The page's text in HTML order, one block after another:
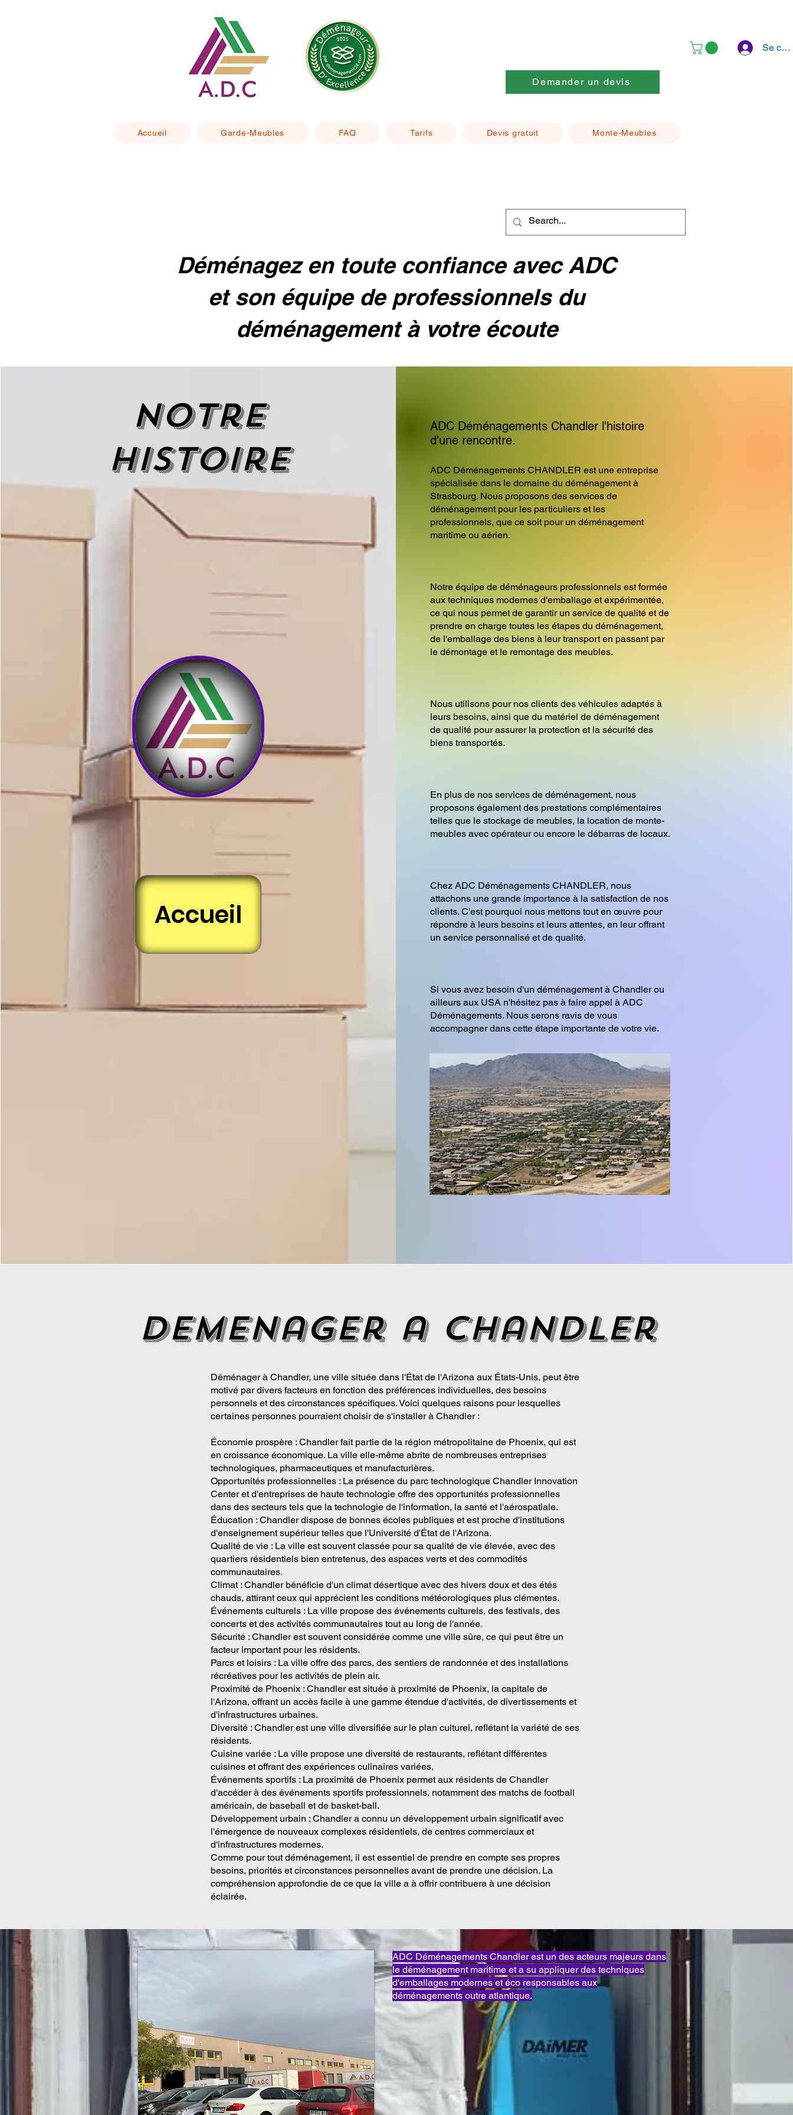
Se
Demander un devis
Accueil Garde-Meubles FAQ Tarifs Devis gratuit Monte-Meubles
Déménagez en toute confiance avec ADC
et son équipe de professionnels du
déménagement à votre écoute
Notre
histoire
Accueil
ADC Déménagements Chandler l'histoire
d'une rencontre.
ADC Déménagements CHANDLER est une entreprise
spécialisée dans le domaine du déménagement à
Strasbourg. Nous proposons des services de
déménagement pour les particuliers et les
professionnels, que ce soit pour un déménagement
maritime ou aérien.
Notre équipe de déménageurs professionnels est formée
aux techniques modernes d'emballage et expérimentée,
ce qui nous permet de garantir un service de qualité et de
prendre en charge toutes les étapes du déménagement,
de l'emballage des biens à leur transport en passant par
le démontage et le remontage des meubles.
Nous utilisons pour nos clients des véhicules adaptés à
leurs besoins, ainsi que du matériel de déménagement
de qualité pour assurer la protection et la sécurité des
biens transportés.
En plus de nos services de déménagement, nous
proposons également des prestations complémentaires
telles que le stockage de meubles, la location de monte-
meubles avec opérateur ou encore le débarras de locaux.
Chez ADC Déménagements CHANDLER, nous
attachons une grande importance à la satisfaction de nos
clients. C'est pourquoi nous mettons tout en œuvre pour
répondre à leurs besoins et leurs attentes, en leur offrant
un service personnalisé et de qualité.
Si vous avez besoin d'un déménagement à Chandler ou
ailleurs aux USA n'hésitez pas à faire appel à ADC
Déménagements. Nous serons ravis de vous
accompagner dans cette étape importante de votre vie.
demenager a Chandler
Déménager à Chandler, une ville située dans l'État de l'Arizona aux États-Unis, peut être
motivé par divers facteurs en fonction des préférences individuelles, des besoins
personnels et des circonstances spécifiques. Voici quelques raisons pour lesquelles
certaines personnes pourraient choisir de s'installer à Chandler :
Économie prospère : Chandler fait partie de la région métropolitaine de Phoenix, qui est
en croissance économique. La ville elle-même abrite de nombreuses entreprises
technologiques, pharmaceutiques et manufacturières.
Opportunités professionnelles : La présence du parc technologique Chandler Innovation
Center et d'entreprises de haute technologie offre des opportunités professionnelles
dans des secteurs tels que la technologie de l'information, la santé et l'aérospatiale.
Éducation : Chandler dispose de bonnes écoles publiques et est proche d'institutions
d'enseignement supérieur telles que l'Université d'État de l'Arizona.
Qualité de vie : La ville est souvent classée pour sa qualité de vie élevée, avec des
quartiers résidentiels bien entretenus, des espaces verts et des commodités
communautaires.
Climat : Chandler bénéficie d'un climat désertique avec des hivers doux et des étés
chauds, attirant ceux qui apprécient les conditions météorologiques plus clémentes.
Événements culturels : La ville propose des événements culturels, des festivals, des
concerts et des activités communautaires tout au long de l'année.
Sécurité : Chandler est souvent considérée comme une ville sûre, ce qui peut être un
facteur important pour les résidents.
Parcs et loisirs : La ville offre des parcs, des sentiers de randonnée et des installations
récréatives pour les activités de plein air.
Proximité de Phoenix : Chandler est située à proximité de Phoenix, la capitale de
l'Arizona, offrant un accès facile à une gamme étendue d'activités, de divertissements et
d'infrastructures urbaines.
Diversité : Chandler est une ville diversifiée sur le plan culturel, reflétant la variété de ses
résidents.
Cuisine variée : La ville propose une diversité de restaurants, reflétant différentes
cuisines et offrant des expériences culinaires variées.
Événements sportifs : La proximité de Phoenix permet aux résidents de Chandler
d'accéder à des événements sportifs professionnels, notamment des matchs de football
américain, de baseball et de basket-ball.
Développement urbain : Chandler a connu un développement urbain significatif avec
l'émergence de nouveaux complexes résidentiels, de centres commerciaux et
d'infrastructures modernes.
Comme pour tout déménagement, il est essentiel de prendre en compte ses propres
besoins, priorités et circonstances personnelles avant de prendre une décision. La
compréhension approfondie de ce que la ville a à offrir contribuera à une décision
éclairée.
ADC Déménagements Chandler est un des acteurs majeurs dans
le déménagement maritime et a su appliquer des techniques
d'emballages modernes et éco responsables aux
déménagements outre atlantique.